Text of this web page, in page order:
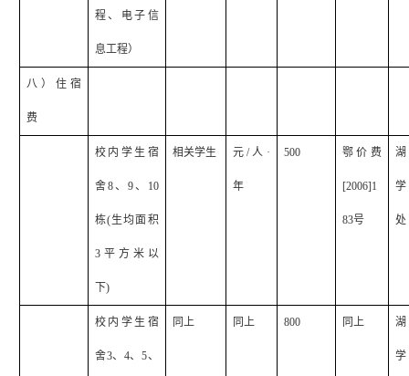
程、电子信
息工程）
八）住宿
费
校内学生宿
舍8、 9、 10
栋(生均面积
3平方米以
下)
相关学生 元/人·
年
500 鄂价费
[2006]1
83号 处
校内学生宿
舍3、 4、 5、
同上 同上 800 同上